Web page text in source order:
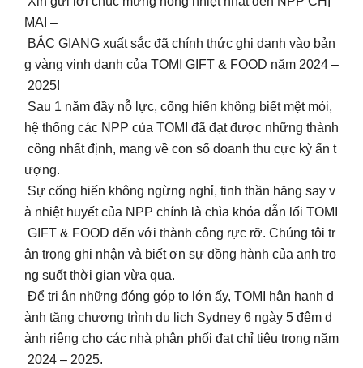
MAI –
BẮC GIANG xuất sắc đã chính thức ghi danh vào bản
g vàng vinh danh của TOMI GIFT & FOOD năm 2024 –
2025!
Sau 1 năm đầy nỗ lực, cống hiến không biết mệt mỏi,
hệ thống các NPP của TOMI đã đạt được những thành
công nhất định, mang về con số doanh thu cực kỳ ấn t
ượng.
Sự cống hiến không ngừng nghỉ, tinh thần hăng say v
à nhiệt huyết của NPP chính là chìa khóa dẫn lối TOMI
GIFT & FOOD đến với thành công rực rỡ. Chúng tôi tr
ân trọng ghi nhận và biết ơn sự đồng hành của anh tro
ng suốt thời gian vừa qua.
Để tri ân những đóng góp to lớn ấy, TOMI hân hạnh d
ành tặng chương trình du lịch Sydney 6 ngày 5 đêm d
ành riêng cho các nhà phân phối đạt chỉ tiêu trong năm
2024 – 2025.